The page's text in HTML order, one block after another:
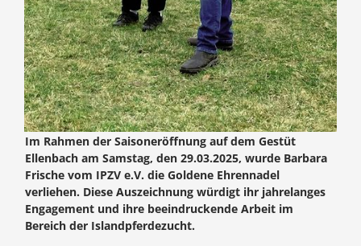
Im Rahmen der Saisoneröffnung auf dem Gestüt
Ellenbach am Samstag, den 29.03.2025, wurde Barbara
Frische vom IPZV e.V. die Goldene Ehrennadel
verliehen. Diese Auszeichnung würdigt ihr jahrelanges
Engagement und ihre beeindruckende Arbeit im
Bereich der Islandpferdezucht.